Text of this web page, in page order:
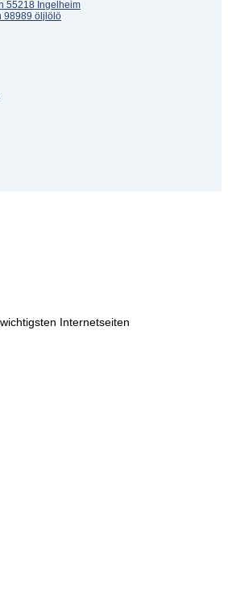
Internetseiten
55218 Ingelheim
98989 öljlölö